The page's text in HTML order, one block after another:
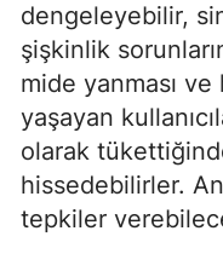
dengeleyebilir,
şişkinlik
mide yanması ve
yaşayan
olarak
hissedebilirler.
tepkiler